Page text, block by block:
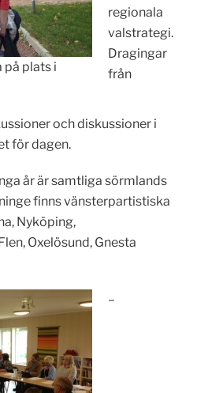
på plats i
regionala
valstrategi.
Dragingar
från
och diskussioner i
för dagen.
år är samtliga sörmlands
finns vänsterpartistiska
Nyköping,
Oxelösund, Gnesta
–